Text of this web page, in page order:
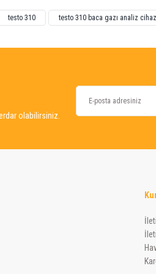
testo 310 testo 310 baca gazı analiz
olabilirsiniz.